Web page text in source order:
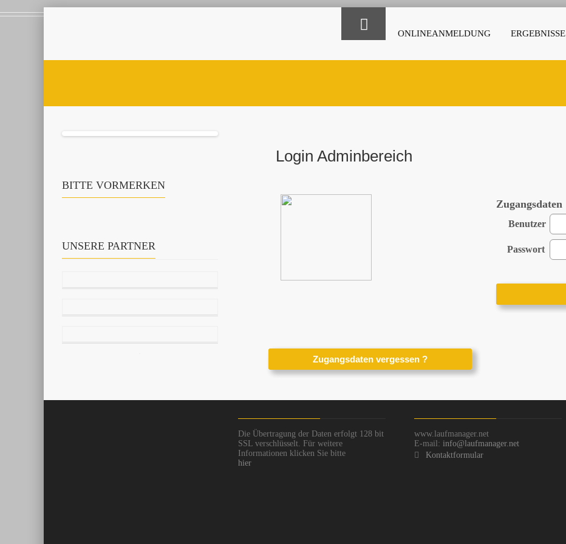
ONLINEANMELDUNG ERGEBNISSE
BITTE VORMERKEN
UNSERE PARTNER
Login Adminbereich
Zugangsdaten
Benutzer
Passwort
Die Übertragung der Daten erfolgt 128 bit
SSL verschlüsselt. Für weitere
Informationen klicken Sie bitte
hier
www.laufmanager.net
E-mail: info@laufmanager.net
Kontaktformular